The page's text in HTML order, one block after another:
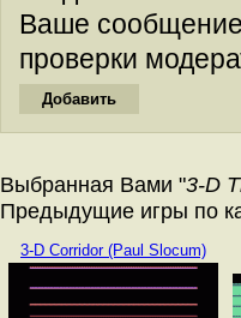
Ваше
проверки
Выбранная Вами "3-D
Предыдущие игры по
3-D Corridor (Paul Slocum)